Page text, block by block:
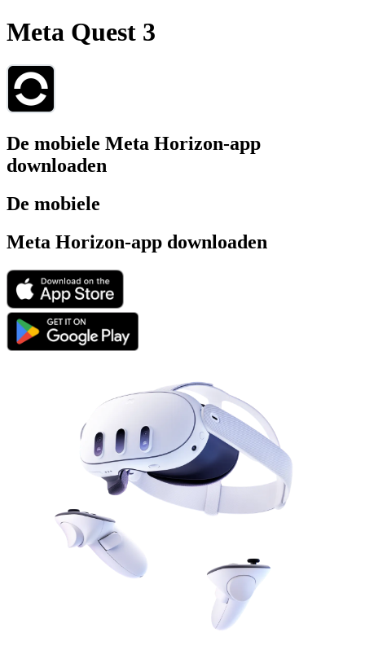
Meta Quest 3
De mobiele Meta Horizon-app
downloaden
De mobiele
Meta Horizon-app downloaden